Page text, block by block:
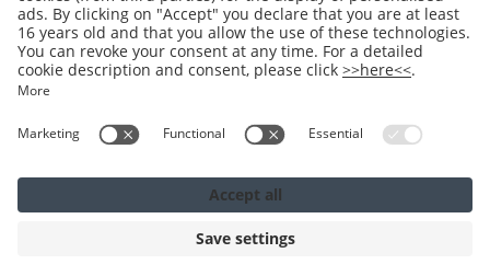
1 notte
338,00 EUR
PRENOTA PER9 - 10 AGO
Mostra tutte le offerte